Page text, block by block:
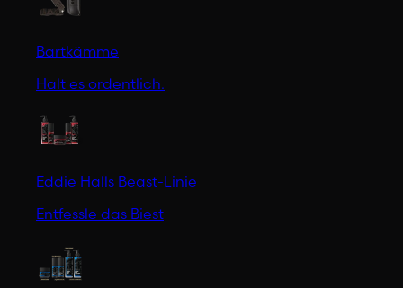
Bartkämme
Halt es ordentlich.
Eddie Halls Beast-Linie
Entfessle das Biest